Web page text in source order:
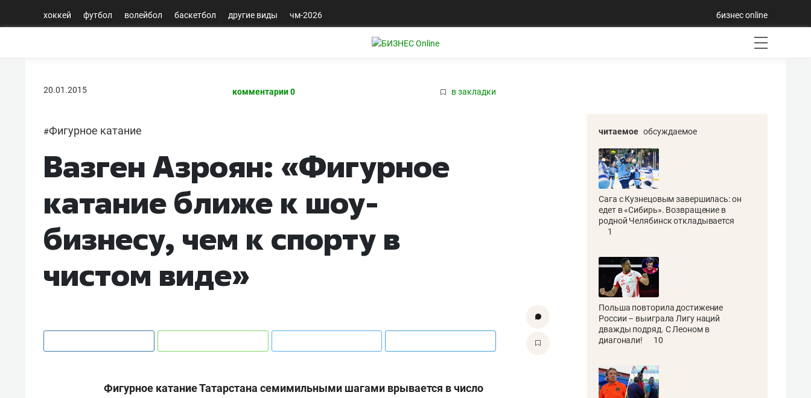
хоккей футбол волейбол баскетбол другие виды чм-2026 бизнес online
20.01.2015 комментарии 0 в закладки
#Фигурное катание
Вазген Азроян: «Фигурное
катание ближе к шоу-
бизнесу, чем к спорту в
чистом виде»
Фигурное катание Татарстана семимильными шагами врывается в число
читаемое обсуждаемое
Сага с Кузнецовым завершилась: он
едет в «Сибирь». Возвращение в
родной Челябинск откладывается
1
Польша повторила достижение
России – выиграла Лигу наций
дважды подряд. С Леоном в
диагонали!
10